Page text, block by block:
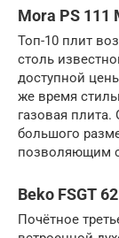
Mora PS 111
Топ-10 плит
столь
доступной
же время
газовая
большого
позволяющим
Beko FSGT
Почётное